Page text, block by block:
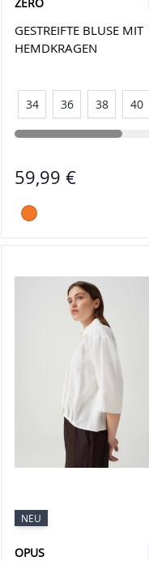
GESTREIFTE BLUSE MIT
HEMDKRAGEN
34 36 38 40
59,99 €
NEU
OPUS